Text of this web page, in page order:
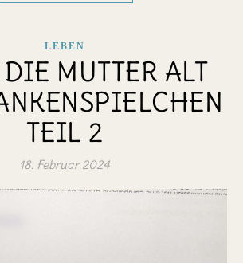
LEBEN
MUTTER ALT
TEIL 2
18. Februar 2024